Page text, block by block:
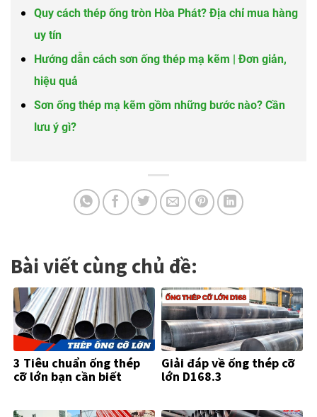
Quy cách thép ống tròn Hòa Phát? Địa chỉ mua hàng
uy tín
Hướng dẫn cách sơn ống thép mạ kẽm | Đơn giản,
hiệu quả
Sơn ống thép mạ kẽm gồm những bước nào? Cần
lưu ý gì?
Bài viết cùng chủ đề:
3 Tiêu chuẩn ống thép
cỡ lớn bạn cần biết
Giải đáp về ống thép cỡ
lớn D168.3